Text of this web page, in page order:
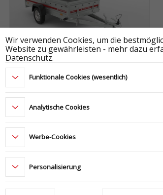
PRAKTI 2612
Wir verwenden Cookies, um die
Website zu gewährleisten - mehr dazu
Datenschutz.
Funktionale Cookies (wesentlich)
Analytische Cookies
Werbe-Cookies
Personalisierung